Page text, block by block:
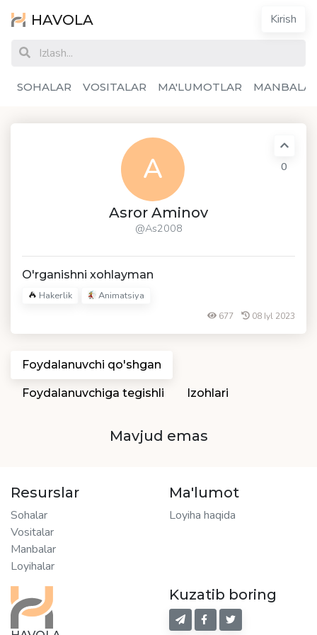
HAVOLA Kirish
SOHALAR VOSITALAR MA'LUMOTLAR
A
Asror Aminov
@As2008
0
O'rganishni xohlayman
Hakerlik Animatsiya
677 08 Iyl 2023
Foydalanuvchi qo'shgan
Foydalanuvchiga tegishli Izohlari
Mavjud emas
Resurslar
Sohalar
Vositalar
Manbalar
Loyihalar
Ma'lumot
Loyiha haqida
Kuzatib boring